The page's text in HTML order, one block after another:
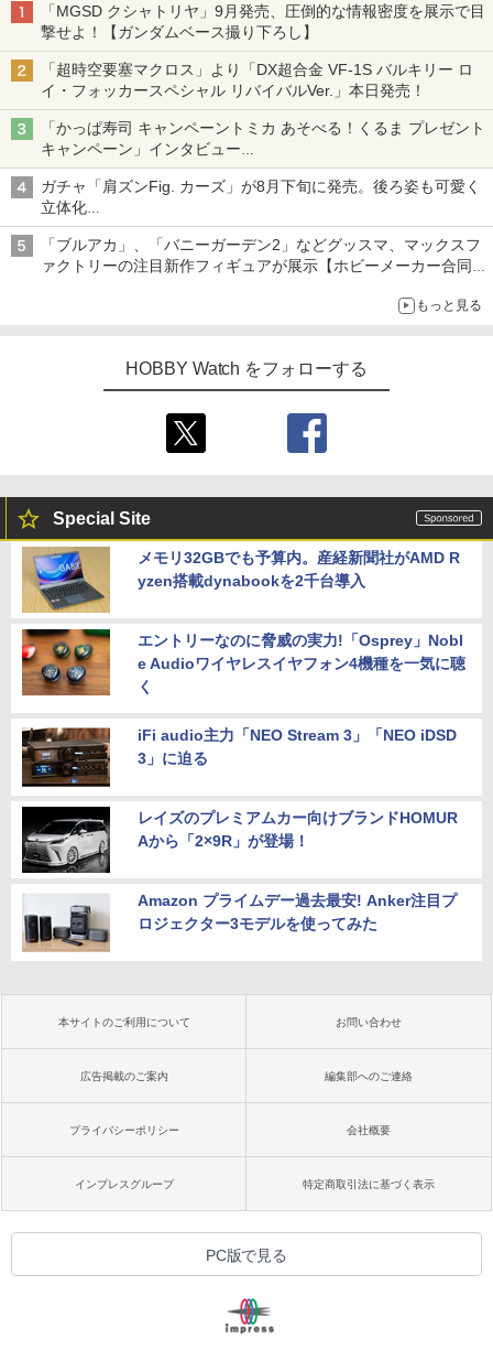
「MGSD クシャトリヤ」9月発売、圧倒的な情報密度を展示で目
撃せよ！【ガンダムベース撮り下ろし】
「超時空要塞マクロス」より「DX超合金 VF-1S バルキリー ロ
イ・フォッカースペシャル リバイバルVer.」本日発売！
「かっぱ寿司 キャンペーントミカ あそべる！くるま プレゼント
キャンペーン」インタビュー
子どもが楽しめるかっぱ寿司ならではの体験とコラボの楽しさを
追求
ガチャ「肩ズンFig. カーズ」が8月下旬に発売。後ろ姿も可愛く
立体化
ライトニング・マックィーンやメーターなど4種がラインナップ
「ブルアカ」、「バニーガーデン2」などグッスマ、マックスフ
ァクトリーの注目新作フィギュアが展示【ホビーメーカー合同展
もっと見る
HOBBY Watch をフォローする
Special Site
メモリ32GBでも予算内。産経新聞社がAMD R
yzen搭載dynabookを2千台導入
エントリーなのに脅威の実力!「Osprey」Nobl
e Audioワイヤレスイヤフォン4機種を一気に聴
く
iFi audio主力「NEO Stream 3」「NEO iDSD
3」に迫る
レイズのプレミアムカー向けブランドHOMUR
Aから「2×9R」が登場！
Amazon プライムデー過去最安! Anker注目プ
ロジェクター3モデルを使ってみた
本サイトのご利用について お問い合わせ
広告掲載のご案内 編集部へのご連絡
プライバシーポリシー 会社概要
インプレスグループ 特定商取引法に基づく表示
PC版で見る